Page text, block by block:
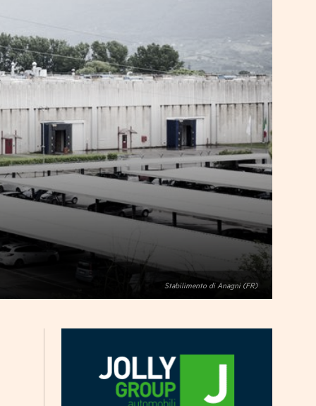
Stabilimento di Anagni (FR)